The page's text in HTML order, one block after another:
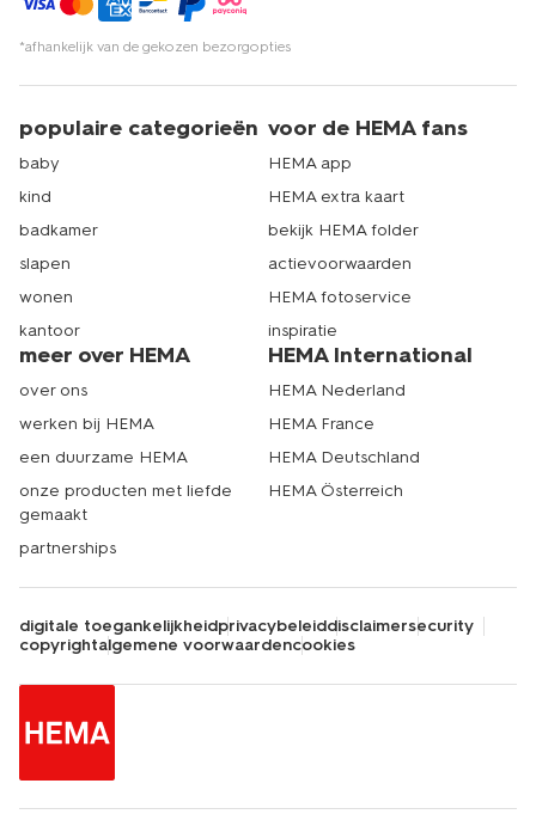
*afhankelijk van de gekozen bezorgopties
populaire categorieën
baby
kind
badkamer
slapen
wonen
kantoor
voor de HEMA fans
HEMA app
HEMA extra kaart
bekijk HEMA folder
actievoorwaarden
HEMA fotoservice
inspiratie
meer over HEMA
over ons
werken bij HEMA
een duurzame HEMA
onze producten met liefde
gemaakt
partnerships
HEMA International
HEMA Nederland
HEMA France
HEMA Deutschland
HEMA Österreich
digitale toegankelijkheidprivacybeleiddisclaimersecurity
copyrightalgemene voorwaardencookies